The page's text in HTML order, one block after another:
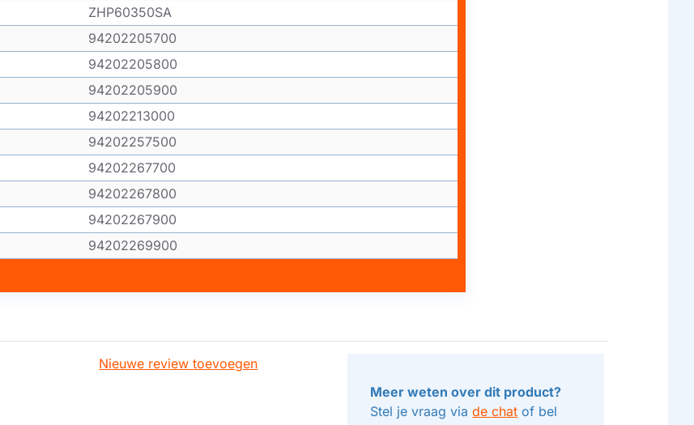
ZHP60350SA
94202205700
94202205800
94202205900
94202213000
94202257500
94202267700
94202267800
94202267900
94202269900
Nieuwe review toevoegen
Meer weten over dit product?
Stel je vraag viade chat of bel